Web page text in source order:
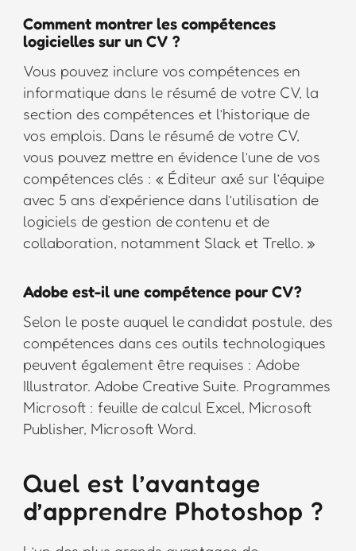
Comment montrer les compétences
logicielles sur un CV ?
Vous pouvez inclure vos compétences en
informatique dans le résumé de votre CV, la
section des compétences et l’historique de
vos emplois. Dans le résumé de votre CV,
vous pouvez mettre en évidence l’une de vos
compétences clés : « Éditeur axé sur l’équipe
avec 5 ans d’expérience dans l’utilisation de
logiciels de gestion de contenu et de
collaboration, notamment Slack et Trello. »
Adobe est-il une compétence pour CV?
Selon le poste auquel le candidat postule, des
compétences dans ces outils technologiques
peuvent également être requises : Adobe
Illustrator. Adobe Creative Suite. Programmes
Microsoft : feuille de calcul Excel, Microsoft
Publisher, Microsoft Word.
Quel est l’avantage
d’apprendre Photoshop ?